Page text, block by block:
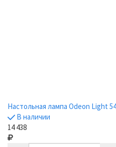
Настольная лампа Odeon Light
В наличии
14 438